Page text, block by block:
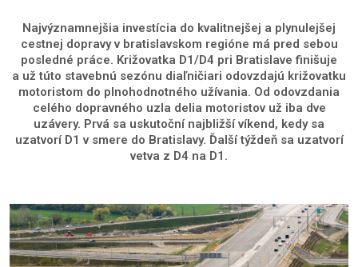
Najvýznamnejšia investícia do kvalitnejšej a plynulejšej
cestnej dopravy v bratislavskom regióne má pred sebou
posledné práce. Križovatka D1/D4 pri Bratislave finišuje
a už túto stavebnú sezónu diaľničiari odovzdajú križovatku
motoristom do plnohodnotného užívania. Od odovzdania
celého dopravného uzla delia motoristov už iba dve
uzávery. Prvá sa uskutoční najbližší víkend, kedy sa
uzatvorí D1 v smere do Bratislavy. Ďalší týždeň sa uzatvorí
vetva z D4 na D1.